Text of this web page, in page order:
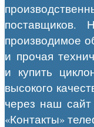
производимое
и прочая
и купить
высокого
через наш
«Контакты»